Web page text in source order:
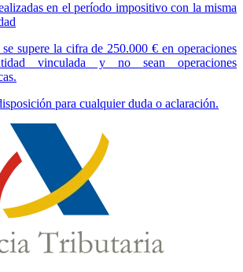
en el período impositivo con la misma
supere la cifra de 250.000 € en operaciones
vinculada y no sean operaciones
para cualquier duda o aclaración.